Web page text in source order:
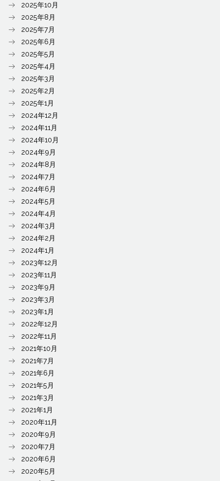
2025年10月
2025年8月
2025年7月
2025年6月
2025年5月
2025年4月
2025年3月
2025年2月
2025年1月
2024年12月
2024年11月
2024年10月
2024年9月
2024年8月
2024年7月
2024年6月
2024年5月
2024年4月
2024年3月
2024年2月
2024年1月
2023年12月
2023年11月
2023年9月
2023年3月
2023年1月
2022年12月
2022年11月
2021年10月
2021年7月
2021年6月
2021年5月
2021年3月
2021年1月
2020年11月
2020年9月
2020年7月
2020年6月
2020年5月